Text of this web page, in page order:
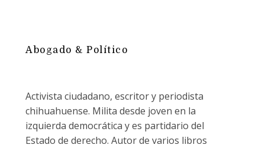
Abogado & Político
Activista ciudadano, escritor y periodista
chihuahuense. Milita desde joven en la
izquierda democrática y es partidario del
Estado de derecho. Autor de varios libros